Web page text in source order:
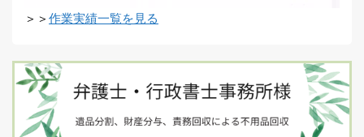
＞＞ 作業実績一覧を見る